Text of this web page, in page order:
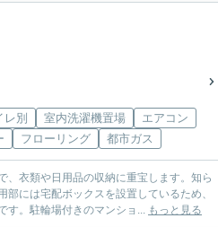
レ別 室内洗濯機置場
エアコン
フローリング 都市ガス
、衣類や日用品の収納に重宝します。知ら
には宅配ボックスを設置しているため、
す。駐輪場付きのマンショ... もっと見る